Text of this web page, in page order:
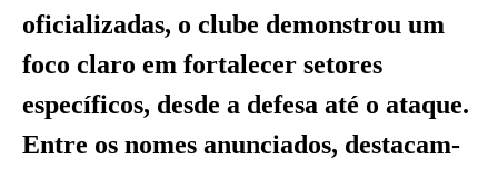
oficializadas, o clube demonstrou um
foco claro em fortalecer setores
específicos, desde a defesa até o ataque.
Entre os nomes anunciados, destacam-